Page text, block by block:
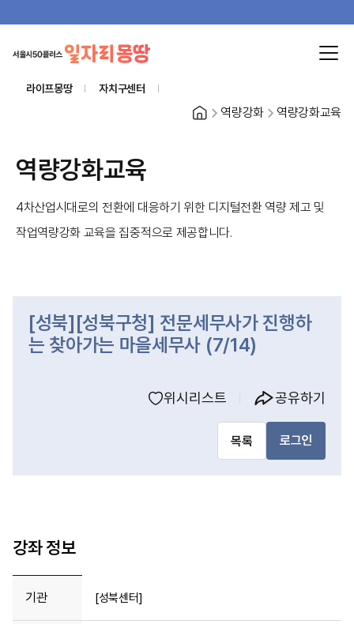
라이프몽땅 자치구센터
홈 역량강화 역량강화교육
역량강화교육
4차산업시대로의 전환에 대응하기 위한 디지털전환 역량 제고 및
작업역량강화 교육을 집중적으로 제공합니다.
[성북][성북구청] 전문세무사가 진행하
는 찾아가는 마을세무사 (7/14)
위시리스트 공유하기
목록 로그인
강좌 정보
기관 [성북센터]